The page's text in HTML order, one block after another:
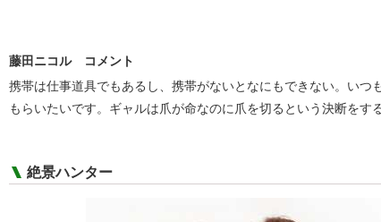
藤田ニコル コメント
携帯は仕事道具でもあるし、携帯がないとなにもできない。い
もらいたいです。ギャルは爪が命なのに爪を切るという決断をす
絶景ハンター